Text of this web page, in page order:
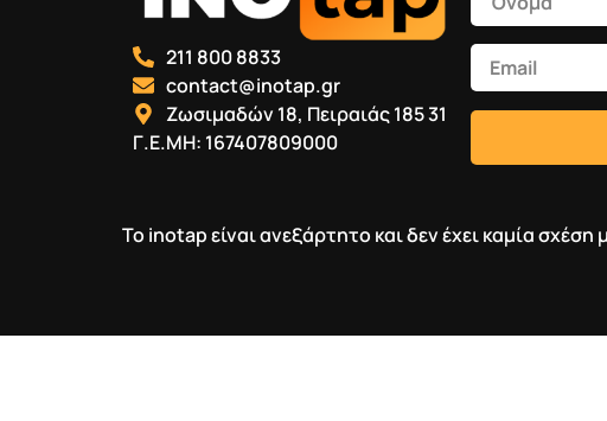
211 800 8833
contact@inotap.gr
Ζωσιμαδών 18, Πειραιάς 185 31
Γ.Ε.ΜΗ: 167407809000
Το inotap είναι ανεξάρτητο και δεν έχει καμία